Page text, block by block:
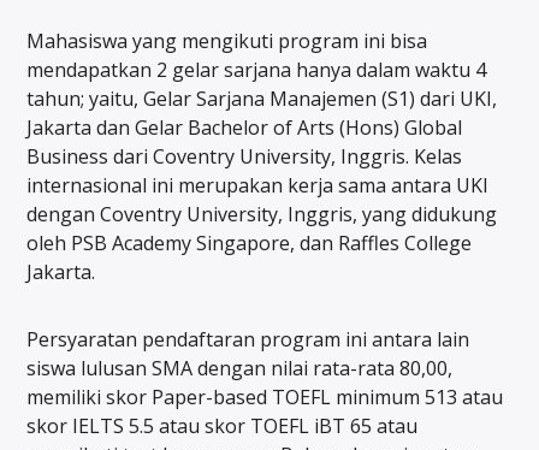
Mahasiswa yang mengikuti program ini bisa
mendapatkan 2 gelar sarjana hanya dalam waktu 4
tahun; yaitu, Gelar Sarjana Manajemen (S1) dari UKI,
Jakarta dan Gelar Bachelor of Arts (Hons) Global
Business dari Coventry University, Inggris. Kelas
internasional ini merupakan kerja sama antara UKI
dengan Coventry University, Inggris, yang didukung
oleh PSB Academy Singapore, dan Raffles College
Jakarta.
Persyaratan pendaftaran program ini antara lain
siswa lulusan SMA dengan nilai rata-rata 80,00,
memiliki skor Paper-based TOEFL minimum 513 atau
skor IELTS 5.5 atau skor TOEFL iBT 65 atau